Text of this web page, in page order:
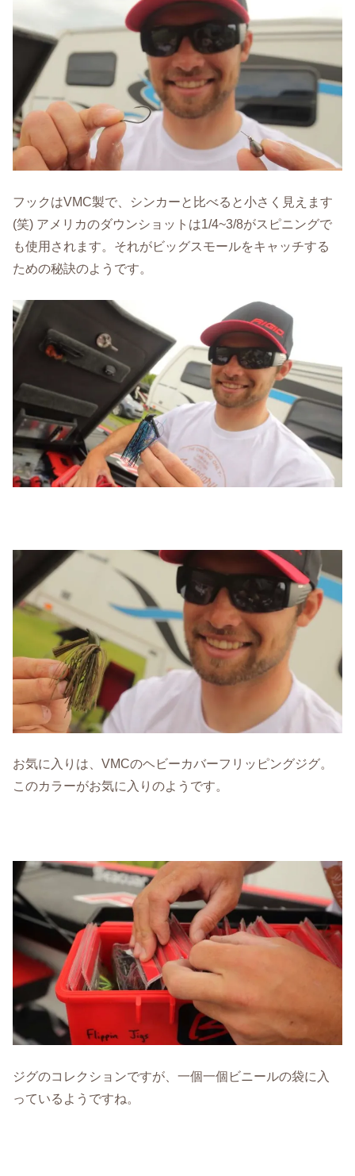
フックはVMC製で、シンカーと比べると小さく見えます
(笑) アメリカのダウンショットは1/4~3/8がスピニングで
も使用されます。それがビッグスモールをキャッチする
ための秘訣のようです。
お気に入りは、VMCのヘビーカバーフリッピングジグ。
このカラーがお気に入りのようです。
ジグのコレクションですが、一個一個ビニールの袋に入
っているようですね。